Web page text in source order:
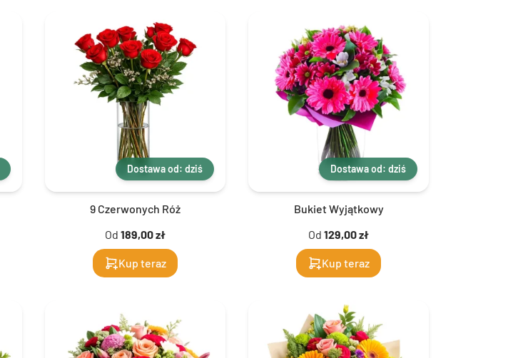
Dostawa od: dziś
9 Czerwonych Róż
Od 189,00 zł
Kup teraz
Dostawa od: dziś
Bukiet Wyjątkowy
Od 129,00 zł
Kup teraz